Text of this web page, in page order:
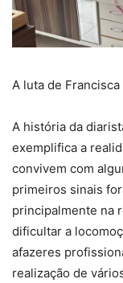
A luta de
A história da
exemplifica a
convivem com
primeiros sinais
principalmente na
dificultar a
afazeres
realização de